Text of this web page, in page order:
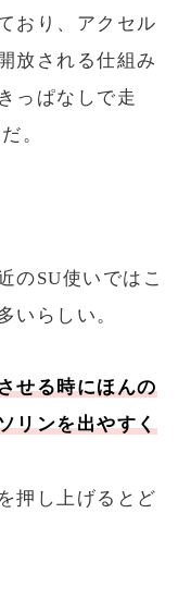
おり、アクセル
放される仕組み
っぱなしで走
。
のSU使いではこ
いらしい。
せる時にほんの
リンを出やすく
押し上げるとど